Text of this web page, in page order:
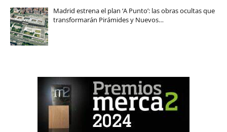
Madrid estrena el plan ‘A Punto’: las obras ocultas que
transformarán Pirámides y Nuevos…